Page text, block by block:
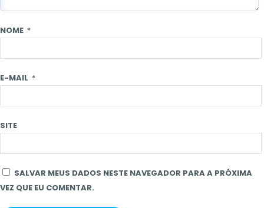
NOME *
E-MAIL *
SITE
SALVAR MEUS DADOS NESTE NAVEGADOR PARA A PRÓXIMA
VEZ QUE EU COMENTAR.